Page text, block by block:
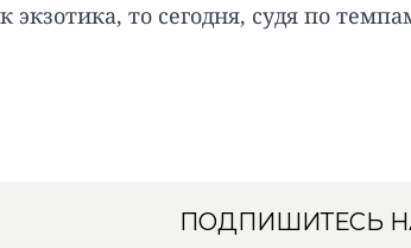
то сегодня, судя по
ПОДПИШИТЕСЬ